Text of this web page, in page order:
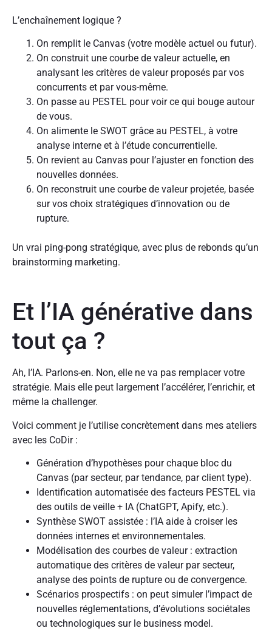
L’enchaînement logique ?
On remplit le Canvas (votre modèle actuel ou futur).
On construit une courbe de valeur actuelle, en
analysant les critères de valeur proposés par vos
concurrents et par vous-même.
On passe au PESTEL pour voir ce qui bouge autour
de vous.
On alimente le SWOT grâce au PESTEL, à votre
analyse interne et à l’étude concurrentielle.
On revient au Canvas pour l’ajuster en fonction des
nouvelles données.
On reconstruit une courbe de valeur projetée, basée
sur vos choix stratégiques d’innovation ou de
rupture.
Un vrai ping-pong stratégique, avec plus de rebonds qu’un
brainstorming marketing.
Et l’IA générative dans
tout ça ?
Ah, l’IA. Parlons-en. Non, elle ne va pas remplacer votre
stratégie. Mais elle peut largement l’accélérer, l’enrichir, et
même la challenger.
Voici comment je l’utilise concrètement dans mes ateliers
avec les CoDir :
Génération d’hypothèses pour chaque bloc du
Canvas (par secteur, par tendance, par client type).
Identification automatisée des facteurs PESTEL via
des outils de veille + IA (ChatGPT, Apify, etc.).
Synthèse SWOT assistée : l’IA aide à croiser les
données internes et environnementales.
Modélisation des courbes de valeur : extraction
automatique des critères de valeur par secteur,
analyse des points de rupture ou de convergence.
Scénarios prospectifs : on peut simuler l’impact de
nouvelles réglementations, d’évolutions sociétales
ou technologiques sur le business model.